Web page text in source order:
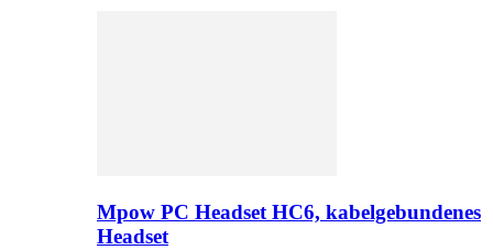
Mpow PC Headset HC6, kabelgebundenes
Headset